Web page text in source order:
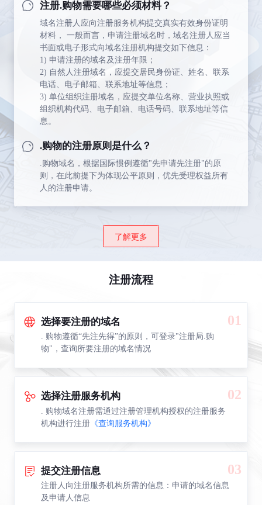
注册.购物需要哪些必须材料？
域名注册人应向注册服务机构提交真实有效身份证明
材料， 一般而言，申请注册域名时，域名注册人应当
书面或电子形式向域名注册机构提交如下信息：
1) 申请注册的域名及注册年限；
2) 自然人注册域名，应提交居民身份证、姓名、联系
电话、电子邮箱、联系地址等信息；
3) 单位组织注册域名，应提交单位名称、营业执照或
组织机构代码、电子邮箱、电话号码、联系地址等信
息。
.购物的注册原则是什么？
.购物域名，根据国际惯例遵循"先申请先注册"的原
则，在此前提下为体现公平原则，优先受理权益所有
人的注册申请。
了解更多
注册流程
选择要注册的域名
. 购物遵循“先注先得”的原则，可登录"注册局.购
物"，查询所要注册的域名情况
01
选择注册服务机构
. 购物域名注册需通过注册管理机构授权的注册服务
机构进行注册 《查询服务机构》
02
提交注册信息
注册人向注册服务机构所需的信息：申请的域名信息
及申请人信息
03